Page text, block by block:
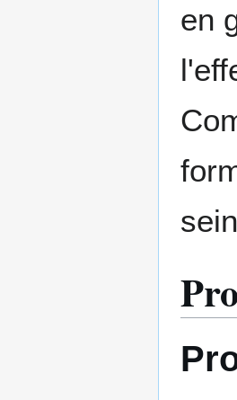
en